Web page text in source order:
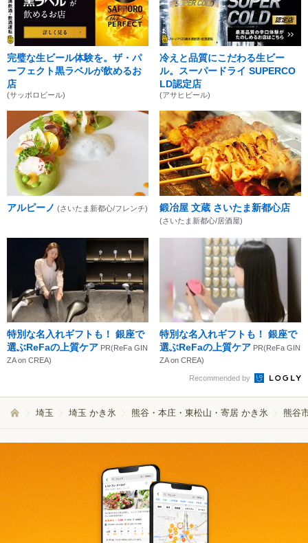
完璧な生ビール体験を。ザ・パ
ーフェクト黒ラベルが飲めるお
店
(サッポロビール)
冷えと品質にこだわる生ビー
ル。スーパードライ SUPERCO
LD認定店
(アサヒビール)
アルピーノ (さいたま新都心/フレンチ) 鍛冶屋 文蔵 さいたま新都心店
(さいたま新都心/居酒屋)
特別な名入れギフトも！ 銀座で
選ぶReFaの上質ケア PR(ReFa GIN
ZA on CREA)
特別な名入れギフトも！ 銀座で
選ぶReFaの上質ケア PR(ReFa GIN
ZA on CREA)
Recommended by
埼玉 埼玉 かき氷 熊谷・本庄・東松山・寄居 かき氷 熊谷